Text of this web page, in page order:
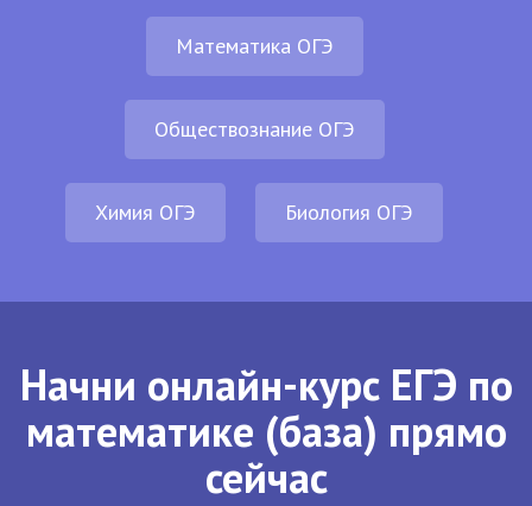
Математика ОГЭ
Обществознание ОГЭ
Химия ОГЭ Биология ОГЭ
Начни онлайн-курс ЕГЭ по
математике (база) прямо
сейчас